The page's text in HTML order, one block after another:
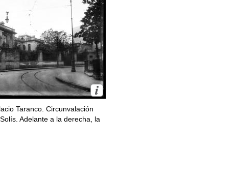
Taranco. Circunvalación
Adelante a la derecha, la